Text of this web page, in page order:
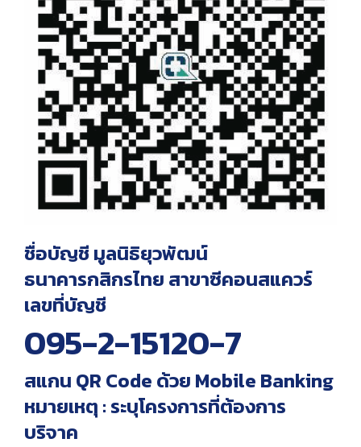
ชื่อบัญชี มูลนิธิยุวพัฒน์
ธนาคารกสิกรไทย สาขาซีคอนสแควร์
เลขที่บัญชี
095-2-15120-7
สแกน QR Code ด้วย Mobile Banking
หมายเหตุ : ระบุโครงการที่ต้องการ
บริจาค